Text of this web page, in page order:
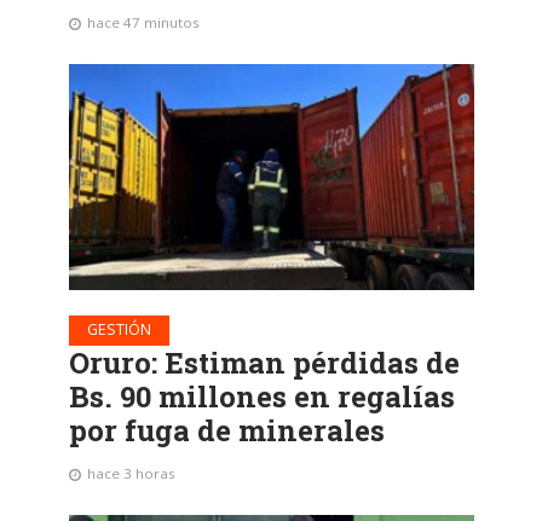
hace 47 minutos
GESTIÓN
Oruro: Estiman pérdidas de
Bs. 90 millones en regalías
por fuga de minerales
hace 3 horas